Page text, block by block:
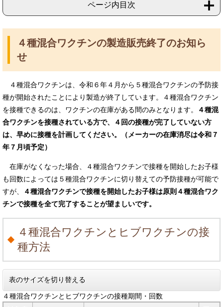
ページ内目次
４種混合ワクチンの製造販売終了のお知ら
せ
４種混合ワクチンは、令和６年４月から５種混合ワクチンの予防接
種が開始されたことにより​製造が終了しています。４種混合ワクチン
を接種できるのは、ワクチンの在庫がある間のみとなります。
４種混
合ワクチンを接種されている方で、４回の接種が完了していない方
は、早めに接種を計画してください。（メーカーの在庫消尽は令和７
年７月頃予定）
在庫がなくなった場合、４種混合ワクチンで接種を開始したお子様
も回数によっては５種混合ワクチンに切り替えての予防接種が可能で
すが、
４種混合ワクチンで接種を開始したお子様は原則４種混合ワク
チンで接種を全て完了することが望ましいです。
４種混合ワクチンとヒブワクチンの接
種方法
表のサイズを切り替える
４種混合ワクチンとヒブワクチンの接種期間・回数